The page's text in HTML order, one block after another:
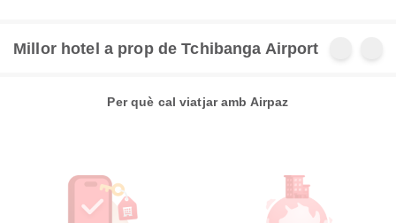
Millor hotel a prop de Tchibanga Airport
Per què cal viatjar amb Airpaz